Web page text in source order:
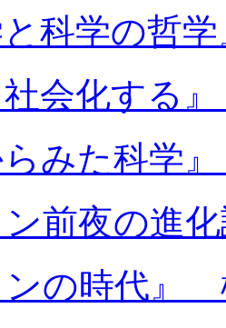
と科学の哲
社会化する
らみた科学
ン前夜の進
ンの時代』